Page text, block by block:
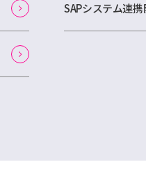
SAPシステム連